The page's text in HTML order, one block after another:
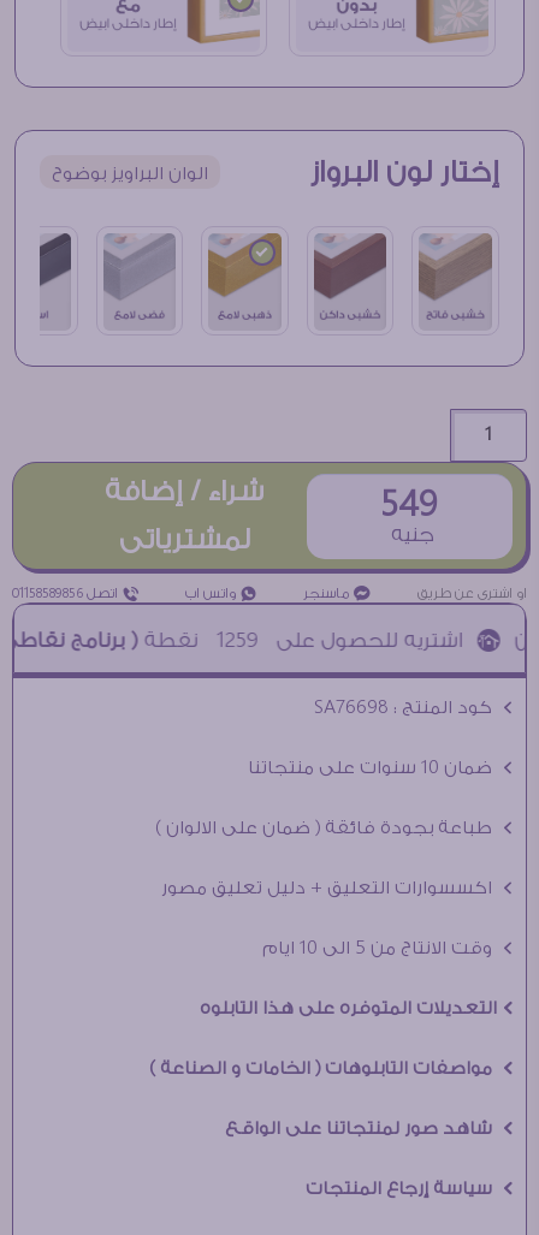
إختار لون البرواز الوان البراويز بوضوح
549
جنيه
شراء / إضافة
لمشترياتى
او اشترى عن طريق ¥ ماسنجر ₧ واتس اب ƒ اتصل 01158589856
1259 نقطة( برنامج نقاطى )à خصم 5% للعملاء الجدد à شحن مجانى عند الشراء ب 4000 جنيه à
Ö كود المنتج : SA76698
Ö ضمان 10 سنوات على منتجاتنا
Ö طباعة بجودة فائقة ( ضمان على الالوان )
Ö اكسسوارات التعليق + دليل تعليق مصور
Ö وقت الانتاج من 5 الى 10 ايام
Ö التعديلات المتوفره على هذا التابلوه
Ö مواصفات التابلوهات ( الخامات و الصناعة )
Ö شاهد صور لمنتجاتنا على الواقع
Ö سياسة إرجاع المنتجات